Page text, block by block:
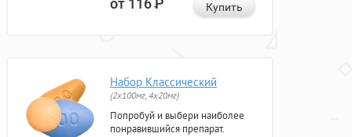
от 116Р Купить
Набор Классический
(2x100мг, 4x20мг)
Попробуй и выбери наиболее
понравившийся препарат.